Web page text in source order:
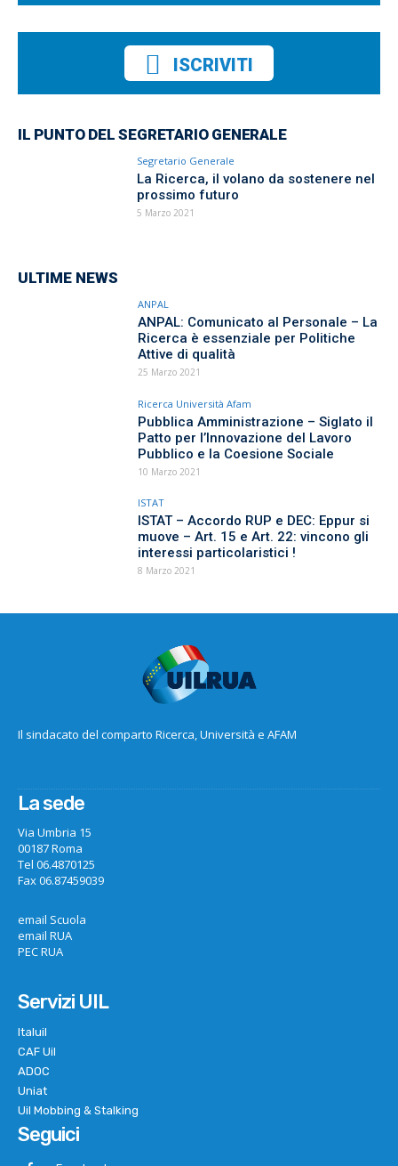
ISCRIVITI
IL PUNTO DEL SEGRETARIO GENERALE
Segretario Generale
La Ricerca, il volano da sostenere nel
prossimo futuro
5 Marzo 2021
ULTIME NEWS
ANPAL
ANPAL: Comunicato al Personale – La
Ricerca è essenziale per Politiche
Attive di qualità
25 Marzo 2021
Ricerca Università Afam
Pubblica Amministrazione – Siglato il
Patto per l’Innovazione del Lavoro
Pubblico e la Coesione Sociale
10 Marzo 2021
ISTAT
ISTAT – Accordo RUP e DEC: Eppur si
muove – Art. 15 e Art. 22: vincono gli
interessi particolaristici !
8 Marzo 2021
Il sindacato del comparto Ricerca, Università e AFAM
La sede
Via Umbria 15
00187 Roma
Tel 06.4870125
Fax 06.87459039
email Scuola
email RUA
PEC RUA
Servizi UIL
Italuil
CAF Uil
ADOC
Uniat
Uil Mobbing & Stalking
Seguici